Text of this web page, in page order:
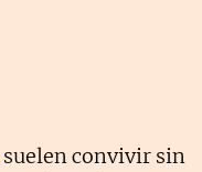
suelen convivir sin